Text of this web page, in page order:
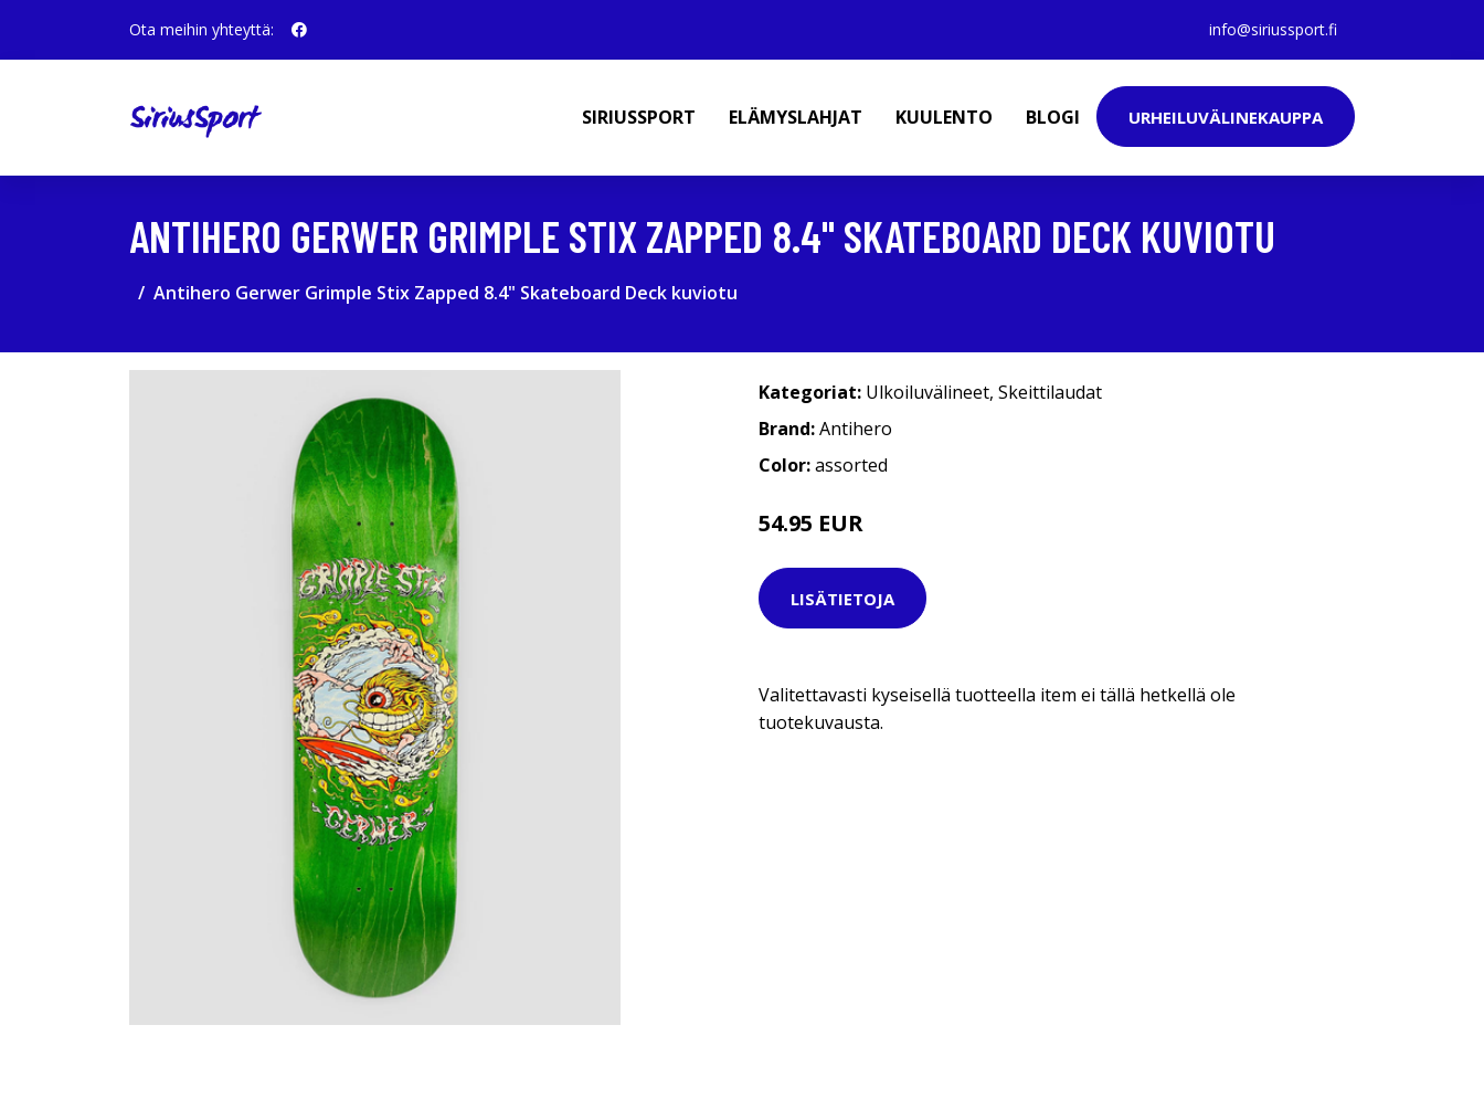
Ota meihin yhteyttä: info@siriussport.fi
SIRIUSSPORT ELÄMYSLAHJAT KUULENTO BLOGI URHEILUVÄLINEKAUPPA
ANTIHERO GERWER GRIMPLE STIX ZAPPED 8.4" SKATEBOARD DECK KUVIOTU
Antihero Gerwer Grimple Stix Zapped 8.4" Skateboard Deck kuviotu
Kategoriat: Ulkoiluvälineet, Skeittilaudat
Brand:Antihero
Color:assorted
54.95 EUR
LISÄTIETOJA
Valitettavasti kyseisellä tuotteella item ei tällä hetkellä ole
tuotekuvausta.